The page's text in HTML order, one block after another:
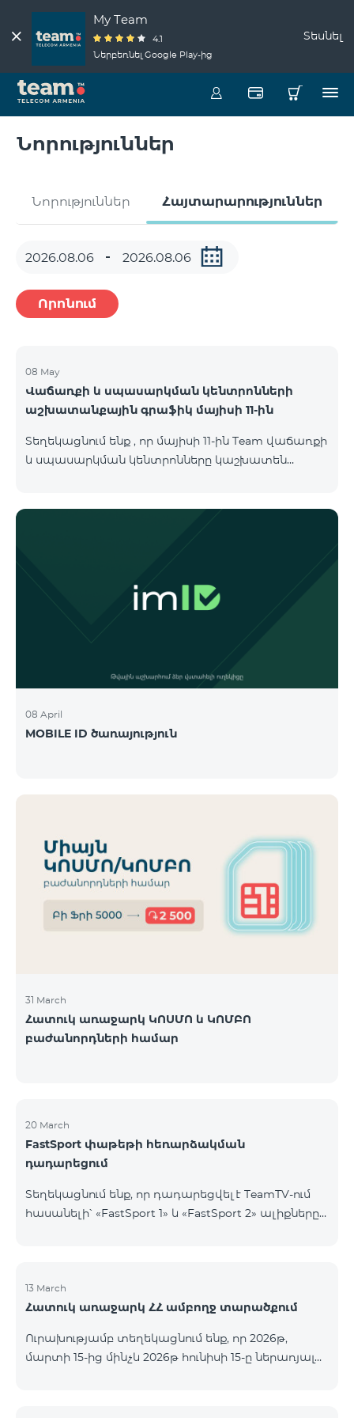
My Team
4.1
Ներբեռնել Google Play-ից
Տեսնել
Նորություններ
Նորություններ Հայտարարություններ
Որոնում
08 May
Վաճառքի և սպասարկման կենտրոնների
աշխատանքային գրաֆիկ մայիսի 11-ին
Տեղեկացնում ենք , որ մայիսի 11-ին Team վաճառքի
և սպասարկման կենտրոնները կաշխատեն
ՀԱԹ 09:00-20:00 09:00-17:00 Երևան Ազատություն
09:00-19:00 09:00-17:00 Երևան Կոմիտաս 1 09:00-
08 April
MOBILE ID ծառայություն
31 March
Հատուկ առաջարկ ԿՈՍՄՈ և ԿՈՄԲՈ
բաժանորդների համար
20 March
FastSport փաթեթի հեռարձակման
դադարեցում
Տեղեկացնում ենք, որ դադարեցվել է TeamTV-ում
հասանելի՝ «FastSport 1» և «FastSport 2» ալիքները
Հարցերի կամ լրացուցիչ տեղեկությունների
համար խնդրում ենք դիմել «Ֆասթ Մեդիա»
13 March
Հատուկ առաջարկ ՀՀ ամբողջ տարածքում
Ուրախությամբ տեղեկացնում ենք, որ 2026թ,
մարտի 15-ից մինչև 2026թ հունիսի 15-ը ներառյալ